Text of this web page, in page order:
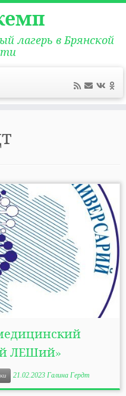
лагерь в Брянской
ЛЕШий»
21.02.2023 Галина Гердт